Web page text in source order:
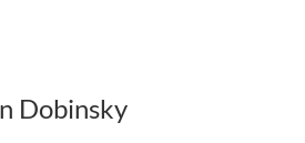
Dobinsky